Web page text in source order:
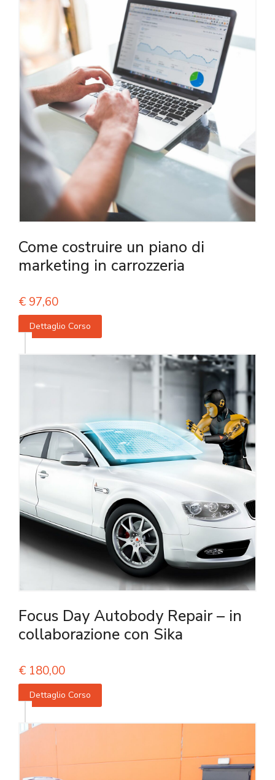
Come costruire un piano di
marketing in carrozzeria
€ 97,60
Dettaglio Corso
Focus Day Autobody Repair – in
collaborazione con Sika
€ 180,00
Dettaglio Corso